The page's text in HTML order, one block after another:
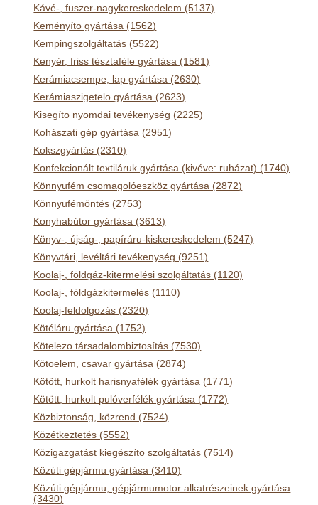
Kávé-, fuszer-nagykereskedelem (5137)
Keményíto gyártása (1562)
Kempingszolgáltatás (5522)
Kenyér, friss tésztaféle gyártása (1581)
Kerámiacsempe, lap gyártása (2630)
Kerámiaszigetelo gyártása (2623)
Kisegíto nyomdai tevékenység (2225)
Kohászati gép gyártása (2951)
Kokszgyártás (2310)
Konfekcionált textiláruk gyártása (kivéve: ruházat) (1740)
Könnyufém csomagolóeszköz gyártása (2872)
Könnyufémöntés (2753)
Konyhabútor gyártása (3613)
Könyv-, újság-, papíráru-kiskereskedelem (5247)
Könyvtári, levéltári tevékenység (9251)
Koolaj-, földgáz-kitermelési szolgáltatás (1120)
Koolaj-, földgázkitermelés (1110)
Koolaj-feldolgozás (2320)
Kötéláru gyártása (1752)
Kötelezo társadalombiztosítás (7530)
Kötoelem, csavar gyártása (2874)
Kötött, hurkolt harisnyafélék gyártása (1771)
Kötött, hurkolt pulóverfélék gyártása (1772)
Közbiztonság, közrend (7524)
Közétkeztetés (5552)
Közigazgatást kiegészíto szolgáltatás (7514)
Közúti gépjármu gyártása (3410)
Közúti gépjármu, gépjármumotor alkatrészeinek gyártása
(3430)